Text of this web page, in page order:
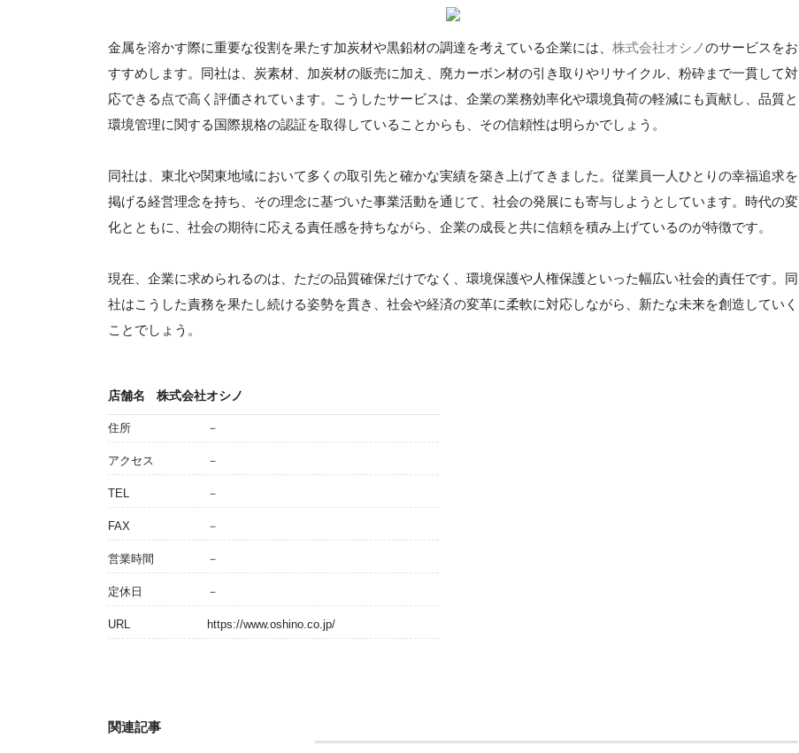
金属を溶かす際に重要な役割を果たす加炭材や黒鉛材の調達を考えている企業には、 株式会社オシノのサービスをお
すすめします。同社は、炭素材、加炭材の販売に加え、廃カーボン材の引き取りやリサイクル、粉砕まで一貫して対
応できる点で高く評価されています。こうしたサービスは、企業の業務効率化や環境負荷の軽減にも貢献し、品質と
環境管理に関する国際規格の認証を取得していることからも、その信頼性は明らかでしょう。
同社は、東北や関東地域において多くの取引先と確かな実績を築き上げてきました。従業員一人ひとりの幸福追求を
掲げる経営理念を持ち、その理念に基づいた事業活動を通じて、社会の発展にも寄与しようとしています。時代の変
化とともに、社会の期待に応える責任感を持ちながら、企業の成長と共に信頼を積み上げているのが特徴です。
現在、企業に求められるのは、ただの品質確保だけでなく、環境保護や人権保護といった幅広い社会的責任です。同
社はこうした責務を果たし続ける姿勢を貫き、社会や経済の変革に柔軟に対応しながら、新たな未来を創造していく
ことでしょう。
店舗名 株式会社オシノ
住所 －
アクセス －
TEL －
FAX －
営業時間 －
定休日 －
URL https://www.oshino.co.jp/
関連記事